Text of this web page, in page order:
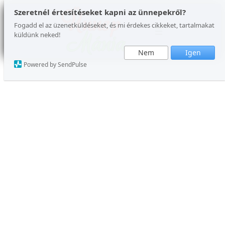
Szeretnél értesítéseket kapni az ünnepekről?
Fogadd el az üzenetküldéseket, és mi érdekes cikkeket, tartalmakat
küldünk neked!
Nem Igen
Powered by SendPulse
Ugrás
tartalomhoz